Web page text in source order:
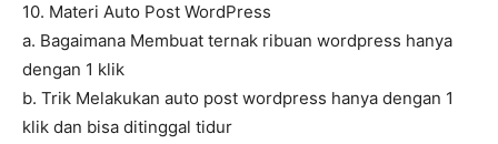
10. Materi Auto Post WordPress
a. Bagaimana Membuat ternak ribuan wordpress hanya
dengan 1 klik
b. Trik Melakukan auto post wordpress hanya dengan 1
klik dan bisa ditinggal tidur